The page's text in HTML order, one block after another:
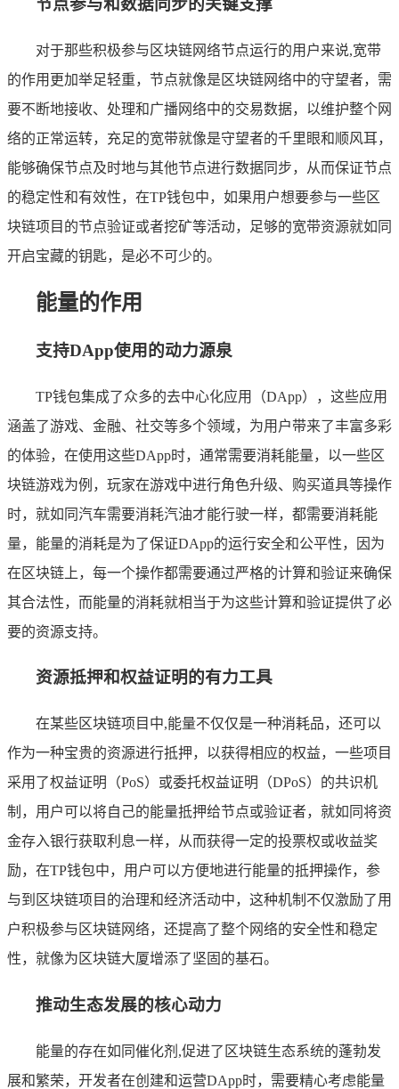
节点参与和数据同步的关键支撑
对于那些积极参与区块链网络节点运行的用户来说,宽带
的作用更加举足轻重，节点就像是区块链网络中的守望者，需
要不断地接收、处理和广播网络中的交易数据，以维护整个网
络的正常运转，充足的宽带就像是守望者的千里眼和顺风耳，
能够确保节点及时地与其他节点进行数据同步，从而保证节点
的稳定性和有效性，在TP钱包中，如果用户想要参与一些区
块链项目的节点验证或者挖矿等活动，足够的宽带资源就如同
开启宝藏的钥匙，是必不可少的。
能量的作用
支持DApp使用的动力源泉
TP钱包集成了众多的去中心化应用（DApp），这些应用
涵盖了游戏、金融、社交等多个领域，为用户带来了丰富多彩
的体验，在使用这些DApp时，通常需要消耗能量，以一些区
块链游戏为例，玩家在游戏中进行角色升级、购买道具等操作
时，就如同汽车需要消耗汽油才能行驶一样，都需要消耗能
量，能量的消耗是为了保证DApp的运行安全和公平性，因为
在区块链上，每一个操作都需要通过严格的计算和验证来确保
其合法性，而能量的消耗就相当于为这些计算和验证提供了必
要的资源支持。
资源抵押和权益证明的有力工具
在某些区块链项目中,能量不仅仅是一种消耗品，还可以
作为一种宝贵的资源进行抵押，以获得相应的权益，一些项目
采用了权益证明（PoS）或委托权益证明（DPoS）的共识机
制，用户可以将自己的能量抵押给节点或验证者，就如同将资
金存入银行获取利息一样，从而获得一定的投票权或收益奖
励，在TP钱包中，用户可以方便地进行能量的抵押操作，参
与到区块链项目的治理和经济活动中，这种机制不仅激励了用
户积极参与区块链网络，还提高了整个网络的安全性和稳定
性，就像为区块链大厦增添了坚固的基石。
推动生态发展的核心动力
能量的存在如同催化剂,促进了区块链生态系统的蓬勃发
展和繁荣，开发者在创建和运营DApp时，需要精心考虑能量